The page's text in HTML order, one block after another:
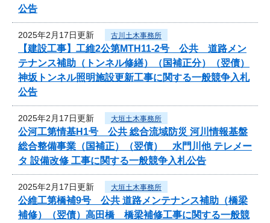
公告
2025年2月17日更新 古川土木事務所
【建設工事】工維2公第MTH11-2号 公共 道路メン
テナンス補助（トンネル修繕）（国補正分）（翌債）
神坂トンネル照明施設更新工事に関する一般競争入札
公告
2025年2月17日更新 大垣土木事務所
公河工第情基H1号 公共 総合流域防災 河川情報基盤
総合整備事業（国補正）（翌債） 水門川他 テレメー
タ 設備改修 工事に関する一般競争入札公告
2025年2月17日更新 大垣土木事務所
公維工第橋補9号 公共 道路メンテナンス補助（橋梁
補修）（翌債）高田橋 橋梁補修工事に関する一般競